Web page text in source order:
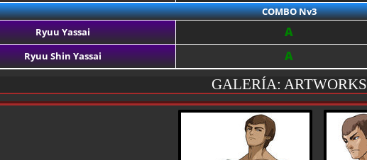
COMBO Nv3
Ryuu Yassai
A
Ryuu Shin Yassai
A
GALERÍA: ARTWORKS